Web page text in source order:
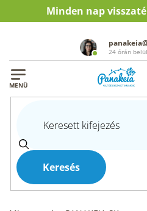
Minden nap
Keresés
24 órán
Kezdőlap A személyes adatok
A személyes
feltételei
Az Ön adataival való